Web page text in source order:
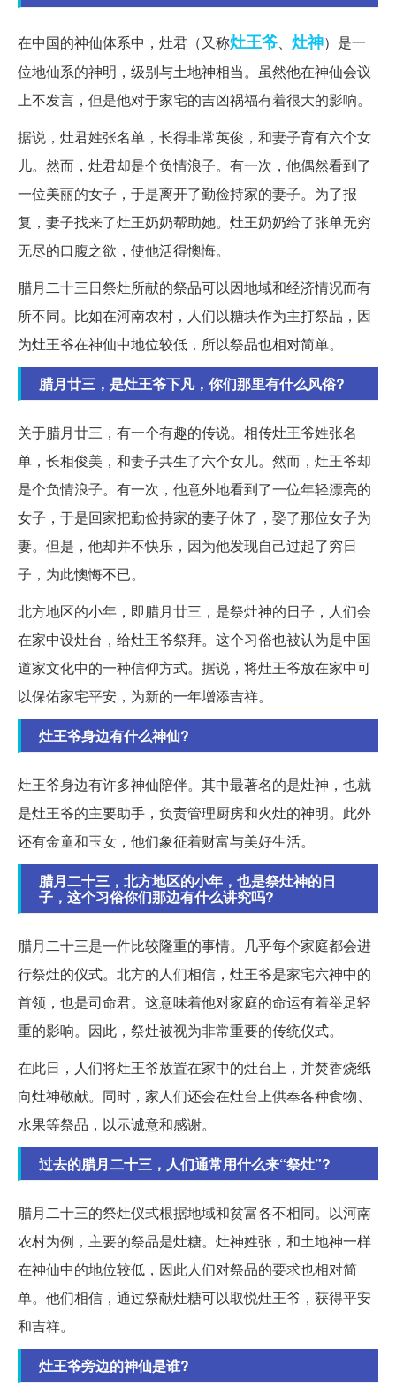
在中国的神仙体系中，灶君（又称灶王爷、 灶神）是一
位地仙系的神明，级别与土地神相当。虽然他在神仙会议
上不发言，但是他对于家宅的吉凶祸福有着很大的影响。
据说，灶君姓张名单，长得非常英俊，和妻子育有六个女
儿。然而，灶君却是个负情浪子。有一次，他偶然看到了
一位美丽的女子，于是离开了勤俭持家的妻子。为了报
复，妻子找来了灶王奶奶帮助她。灶王奶奶给了张单无穷
无尽的口腹之欲，使他活得懊悔。
腊月二十三日祭灶所献的祭品可以因地域和经济情况而有
所不同。比如在河南农村，人们以糖块作为主打祭品，因
为灶王爷在神仙中地位较低，所以祭品也相对简单。
腊月廿三，是灶王爷下凡，你们那里有什么风俗?
关于腊月廿三，有一个有趣的传说。相传灶王爷姓张名
单，长相俊美，和妻子共生了六个女儿。然而，灶王爷却
是个负情浪子。有一次，他意外地看到了一位年轻漂亮的
女子，于是回家把勤俭持家的妻子休了，娶了那位女子为
妻。但是，他却并不快乐，因为他发现自己过起了穷日
子，为此懊悔不已。
北方地区的小年，即腊月廿三，是祭灶神的日子，人们会
在家中设灶台，给灶王爷祭拜。这个习俗也被认为是中国
道家文化中的一种信仰方式。据说，将灶王爷放在家中可
以保佑家宅平安，为新的一年增添吉祥。
灶王爷身边有什么神仙?
灶王爷身边有许多神仙陪伴。其中最著名的是灶神，也就
是灶王爷的主要助手，负责管理厨房和火灶的神明。此外
还有金童和玉女，他们象征着财富与美好生活。
腊月二十三，北方地区的小年，也是祭灶神的日
子，这个习俗你们那边有什么讲究吗?
腊月二十三是一件比较隆重的事情。几乎每个家庭都会进
行祭灶的仪式。北方的人们相信，灶王爷是家宅六神中的
首领，也是司命君。这意味着他对家庭的命运有着举足轻
重的影响。因此，祭灶被视为非常重要的传统仪式。
在此日，人们将灶王爷放置在家中的灶台上，并焚香烧纸
向灶神敬献。同时，家人们还会在灶台上供奉各种食物、
水果等祭品，以示诚意和感谢。
过去的腊月二十三，人们通常用什么来“祭灶”?
腊月二十三的祭灶仪式根据地域和贫富各不相同。以河南
农村为例，主要的祭品是灶糖。灶神姓张，和土地神一样
在神仙中的地位较低，因此人们对祭品的要求也相对简
单。他们相信，通过祭献灶糖可以取悦灶王爷，获得平安
和吉祥。
灶王爷旁边的神仙是谁?